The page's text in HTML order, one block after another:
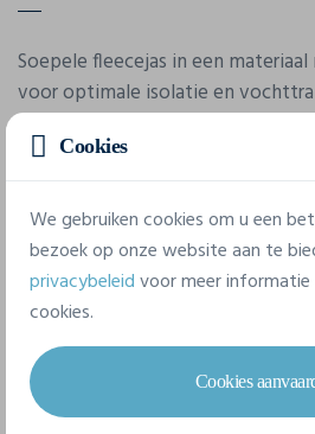
Soepele fleecejas in een
voor optimale isolatie en
gevoerd met mesh die bijdragen
Decoratieve flatlock naden.
van de ritssluiting,
de manchetten.
Eigenschappen
Merk
James-Harvest
Cookies
We gebruiken cookies om u een
bezoek op onze website aan te
privacybeleidvoor meer
cookies.
Cookies